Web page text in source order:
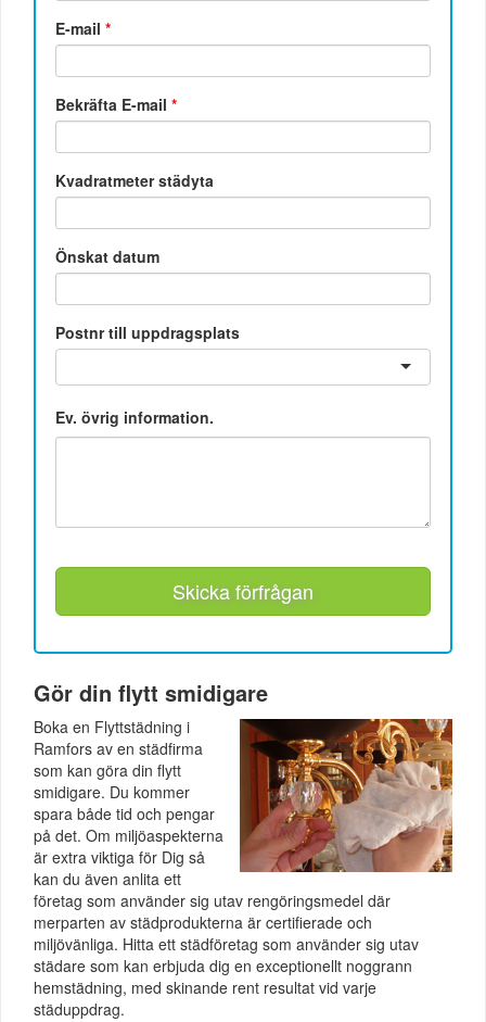
E-mail*
Bekräfta E-mail*
Kvadratmeter städyta
Önskat datum
Postnr till uppdragsplats
Ev. övrig information.
Skicka förfrågan
Gör din flytt smidigare
Boka en Flyttstädning i
Ramfors av en städfirma
som kan göra din flytt
smidigare. Du kommer
spara både tid och pengar
på det. Om miljöaspekterna
är extra viktiga för Dig så
kan du även anlita ett
företag som använder sig utav rengöringsmedel där
merparten av städprodukterna är certifierade och
miljövänliga. Hitta ett städföretag som använder sig utav
städare som kan erbjuda dig en exceptionellt noggrann
hemstädning, med skinande rent resultat vid varje
städuppdrag.